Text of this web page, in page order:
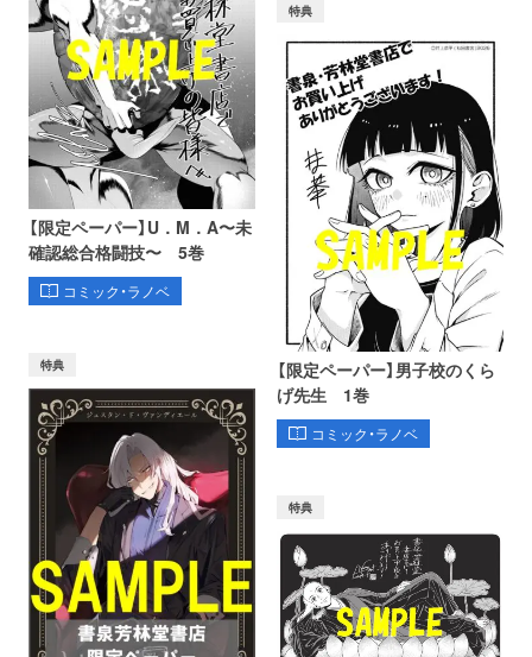
【限定ペーパー】U．M．A〜未
確認総合格闘技〜 5巻
コミック・ラノベ
特典
【限定ペーパー】男子校のくら
げ先生 1巻
コミック・ラノベ
特典
特典